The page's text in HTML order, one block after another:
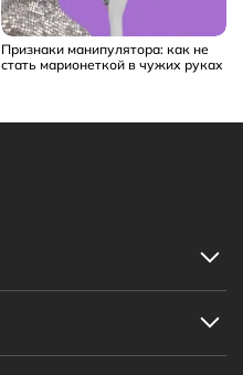
Признаки манипулятора: как не
стать марионеткой в чужих руках